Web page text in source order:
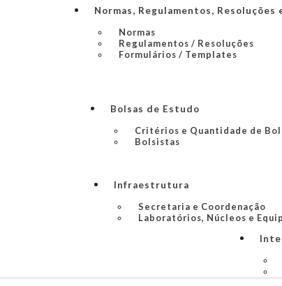
Normas, Regulamentos, Resoluções
Normas
Regulamentos / Resoluções
Formulários / Templates
Bolsas de Estudo
Critérios e Quantidade de
Bolsistas
Infraestrutura
Secretaria e Coordenação
Laboratórios, Núcleos e